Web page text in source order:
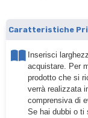
Inserisci
acquistare. Per
prodotto che si
verrà realizzata
comprensiva di
Se hai dubbi o ti